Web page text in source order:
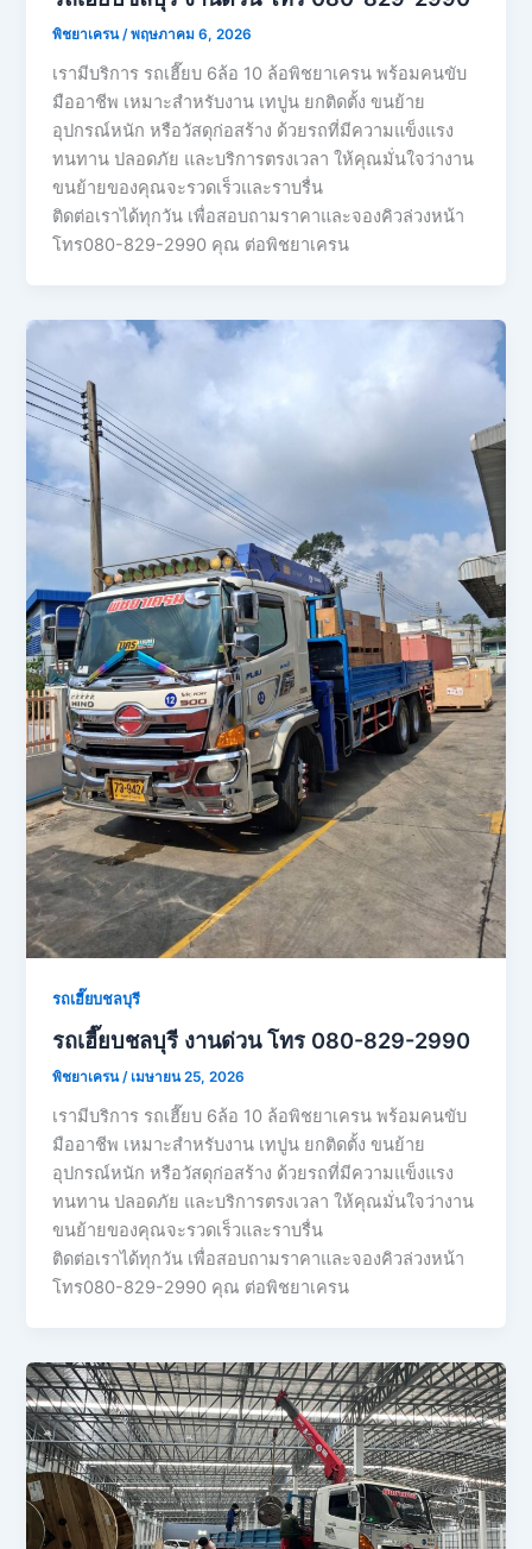
พิชยาเครน/พฤษภาคม 6, 2026
เรามีบริการ รถเฮี๊ยบ 6ล้อ 10 ล้อพิชยาเครน พร้อมคนขับ
มืออาชีพ เหมาะสำหรับงาน เทปูน ยกติดตั้ง ขนย้าย
อุปกรณ์หนัก หรือวัสดุก่อสร้าง ด้วยรถที่มีความแข็งแรง
ทนทาน ปลอดภัย และบริการตรงเวลา ให้คุณมั่นใจว่างาน
ขนย้ายของคุณจะรวดเร็วและราบรื่น
ติดต่อเราได้ทุกวัน เพื่อสอบถามราคาและจองคิวล่วงหน้า
โทร080-829-2990 คุณ ต่อพิชยาเครน
รถเฮี๊ยบชลบุรี
รถเฮี๊ยบชลบุรี งานด่วน โทร 080-829-2990
พิชยาเครน/ เมษายน 25, 2026
เรามีบริการ รถเฮี๊ยบ 6ล้อ 10 ล้อพิชยาเครน พร้อมคนขับ
มืออาชีพ เหมาะสำหรับงาน เทปูน ยกติดตั้ง ขนย้าย
อุปกรณ์หนัก หรือวัสดุก่อสร้าง ด้วยรถที่มีความแข็งแรง
ทนทาน ปลอดภัย และบริการตรงเวลา ให้คุณมั่นใจว่างาน
ขนย้ายของคุณจะรวดเร็วและราบรื่น
ติดต่อเราได้ทุกวัน เพื่อสอบถามราคาและจองคิวล่วงหน้า
โทร080-829-2990 คุณ ต่อพิชยาเครน